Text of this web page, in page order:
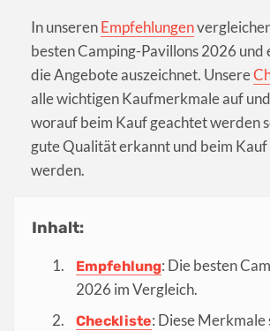
In unserenEmpfehlungen
besten Camping-Pavillons 2026 und
die Angebote auszeichnet. Unsere
alle wichtigen Kaufmerkmale auf
worauf beim Kauf geachtet werden
gute Qualität erkannt und beim
werden.
Inhalt:
Empfehlung: Die besten
2026 im Vergleich.
Checkliste: Diese Merkmale